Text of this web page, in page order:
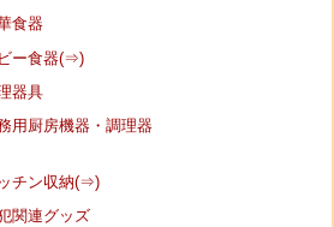
食器
ー食器(⇒)
器具
用厨房機器・調理器
チン収納(⇒)
関連グッズ